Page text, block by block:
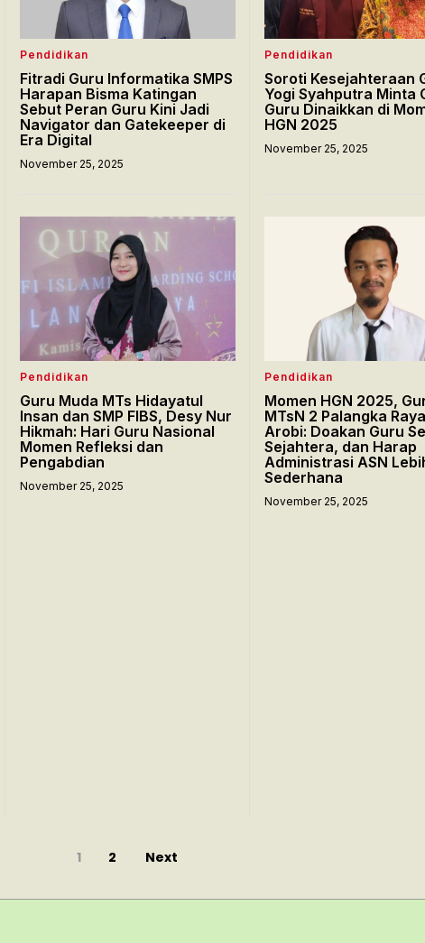
Pendidikan
Fitradi Guru Informatika SMPS
Harapan Bisma Katingan
Sebut Peran Guru Kini Jadi
Navigator dan Gatekeeper di
Era Digital
November 25, 2025
Pendidikan
Soroti Kesejahteraan
Yogi Syahputra Minta
Guru Dinaikkan di
HGN 2025
November 25, 2025
Pendidikan
Guru Muda MTs Hidayatul
Insan dan SMP FIBS, Desy Nur
Hikmah: Hari Guru Nasional
Momen Refleksi dan
Pengabdian
November 25, 2025
Pendidikan
Momen HGN 2025,
MTsN 2 Palangka
Arobi: Doakan Guru
Sejahtera, dan Harap
Administrasi ASN
Sederhana
November 25, 2025
1 2 Next